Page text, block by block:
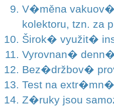
V�měna
kolektoru, tzn. za
Širok� využit�
Vyrovnan�
Bez�držbov�
Test na
Z�ruky jsou